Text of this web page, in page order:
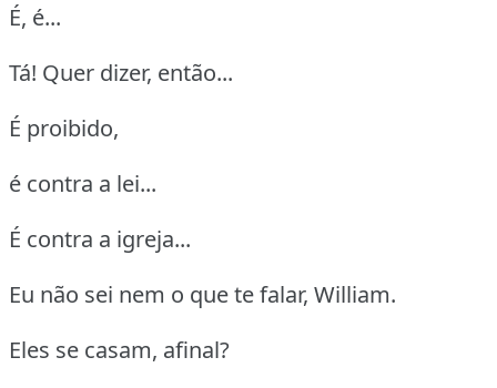
É, é...
Tá! Quer dizer, então...
É proibido,
é contra a lei...
É contra a igreja...
Eu não sei nem o que te falar, William.
Eles se casam, afinal?